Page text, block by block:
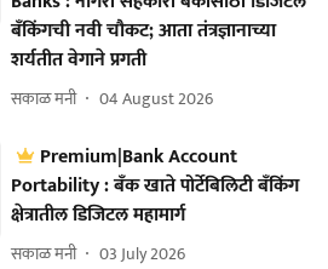
बँकिंगची नवी चौकट; आता तंत्रज्ञानाच्या
शर्यतीत वेगाने प्रगती
सकाळ मनी 04 August 2026
Premium|Bank Account
Portability : बँक खाते पोर्टेबिलिटी बँकिंग
क्षेत्रातील डिजिटल महामार्ग
सकाळ मनी 03 July 2026